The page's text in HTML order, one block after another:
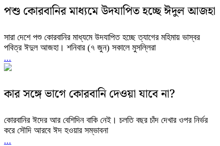
পশু কোরবানির মাধ্যমে উদযাপিত হচ্ছে ঈদুল আজহা
সারা দেশে পশু কোরবানির মাধ্যমে উদযাপিত হচ্ছে ত্যাগের মহিমায় ভাস্বর
পবিত্র ঈদুল আজহা। শনিবার (৭ জুন) সকালে মুসল্লিরা
...
কার সঙ্গে ভাগে কোরবানি দেওয়া যাবে না?
কোরবানির ঈদের আর বেশিদিন বাকি নেই। চলতি বছর চাঁদ দেখার ওপর নির্ভর
করে সৌদি আরবে ঈদ হওয়ার সম্ভাবনা
...